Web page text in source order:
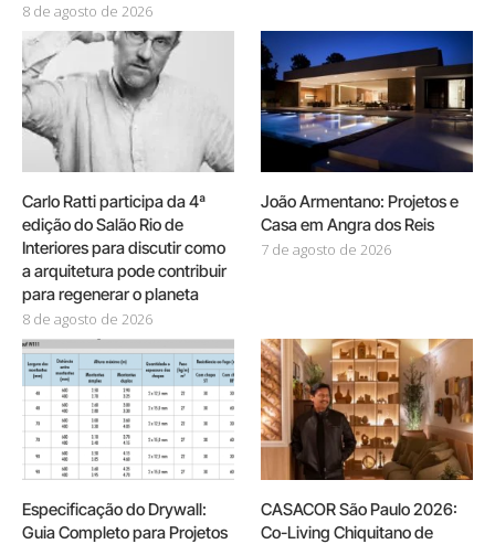
8 de agosto de 2026
Carlo Ratti participa da 4ª
edição do Salão Rio de
Interiores para discutir como
a arquitetura pode contribuir
para regenerar o planeta
8 de agosto de 2026
João Armentano: Projetos e
Casa em Angra dos Reis
7 de agosto de 2026
Especificação do Drywall:
Guia Completo para Projetos
CASACOR São Paulo 2026:
Co-Living Chiquitano de